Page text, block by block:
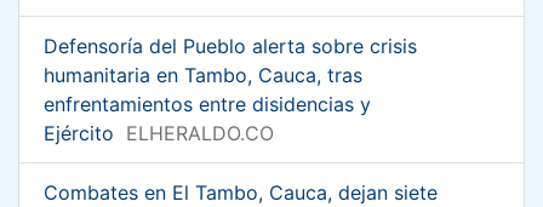
Defensoría del Pueblo alerta sobre crisis
humanitaria en Tambo, Cauca, tras
enfrentamientos entre disidencias y
Ejército ELHERALDO.CO
Combates en El Tambo, Cauca, dejan siete